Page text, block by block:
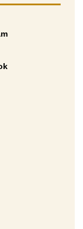
ドウで開きます。
ドウで開きます。